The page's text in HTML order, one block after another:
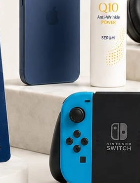
Minions Peluche 3D con Lentes mod. Dick 25 cm
848